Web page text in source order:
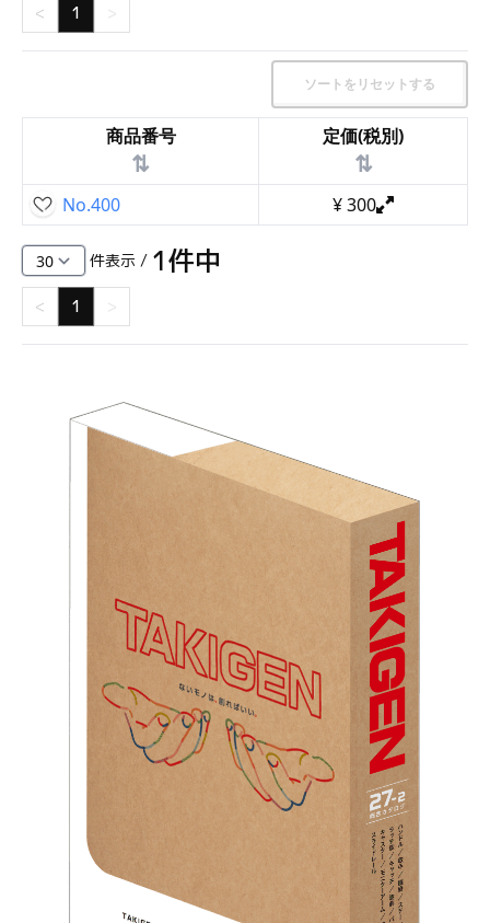
断熱・ライト・ラック
FD・FE
< 1 >
ソートをリセットする
商品番号
⇅
定価(税別)
⇅
No.400 ¥300
件表示 / 1件中
< 1 >